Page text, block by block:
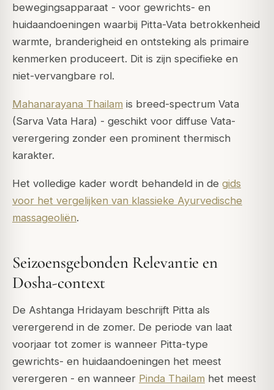
bewegingsapparaat - voor gewrichts- en
huidaandoeningen waarbij Pitta-Vata betrokkenheid
warmte, branderigheid en ontsteking als primaire
kenmerken produceert. Dit is zijn specifieke en
niet-vervangbare rol.
Mahanarayana Thailam is breed-spectrum Vata
(Sarva Vata Hara) - geschikt voor diffuse Vata-
verergering zonder een prominent thermisch
karakter.
Het volledige kader wordt behandeld in de gids
voor het vergelijken van klassieke Ayurvedische
massageoliën.
Seizoensgebonden Relevantie en
Dosha-context
De Ashtanga Hridayam beschrijft Pitta als
verergerend in de zomer. De periode van laat
voorjaar tot zomer is wanneer Pitta-type
gewrichts- en huidaandoeningen het meest
verergeren - en wanneer Pinda Thailam het meest